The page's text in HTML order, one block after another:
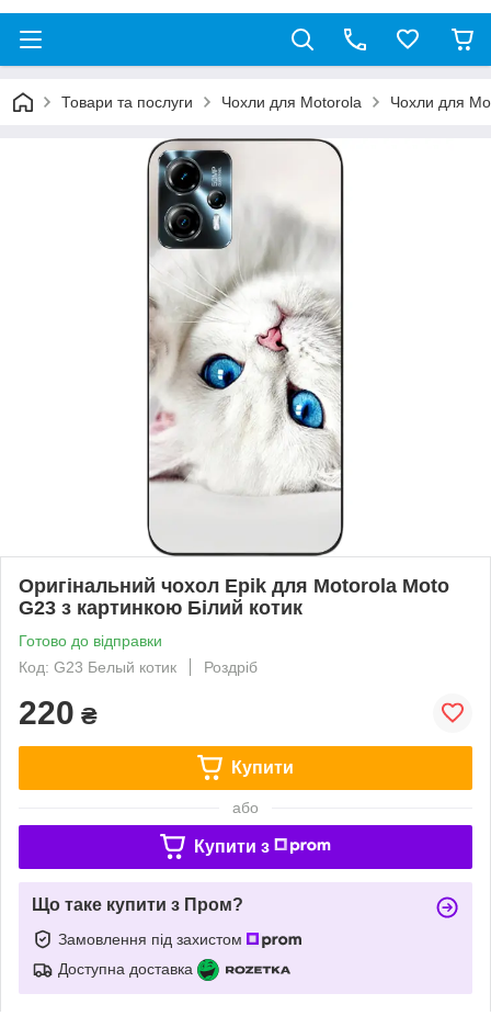
Товари та послуги Чохли для Motorola Чохли для
Оригінальний чохол Epik для Motorola Moto
G23 з картинкою Білий котик
Готово до відправки
Код: G23 Белый котик
Роздріб
220 ₴
Купити
або
Купити з
Що таке купити з Пром?
Замовлення під захистом
Доступна доставка